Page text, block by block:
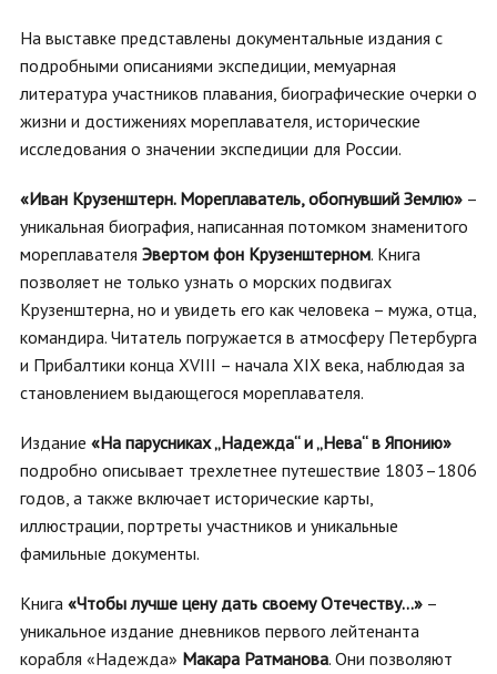
На выставке представлены документальные издания с
подробными описаниями экспедиции, мемуарная
литература участников плавания, биографические очерки о
жизни и достижениях мореплавателя, исторические
исследования о значении экспедиции для России.
«Иван Крузенштерн. Мореплаватель, обогнувший Землю» –
уникальная биография, написанная потомком знаменитого
мореплавателя Эвертом фон Крузенштерном. Книга
позволяет не только узнать о морских подвигах
Крузенштерна, но и увидеть его как человека – мужа, отца,
командира. Читатель погружается в атмосферу Петербурга
и Прибалтики конца XVIII – начала XIX века, наблюдая за
становлением выдающегося мореплавателя.
Издание «На парусниках „Надежда“ и „Нева“ в Японию»
подробно описывает трехлетнее путешествие 1803–1806
годов, а также включает исторические карты,
иллюстрации, портреты участников и уникальные
фамильные документы.
Книга «Чтобы лучше цену дать своему Отечеству…» –
уникальное издание дневников первого лейтенанта
корабля «Надежда» Макара Ратманова. Они позволяют